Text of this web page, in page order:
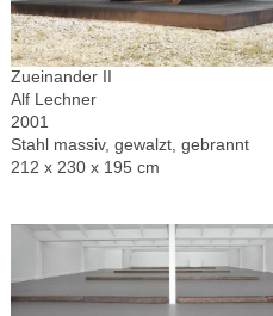
Zueinander II
Alf Lechner
2001
Stahl massiv, gewalzt, gebrannt
212 x 230 x 195 cm